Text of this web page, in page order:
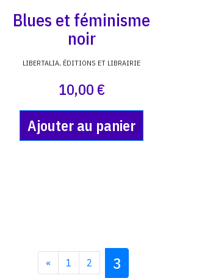
Blues et féminisme
noir
LIBERTALIA, ÉDITIONS ET LIBRAIRIE
10,00 €
Ajouter au panier
« 1 2 3